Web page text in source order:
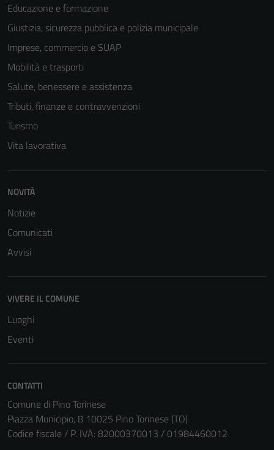
Educazione e formazione
Giustizia, sicurezza pubblica e polizia municipale
Imprese, commercio e SUAP
Mobilità e trasporti
Salute, benessere e assistenza
Tributi, finanze e contravvenzioni
Turismo
Vita lavorativa
NOVITÀ
Notizie
Comunicati
Avvisi
VIVERE IL COMUNE
Luoghi
Eventi
CONTATTI
Comune di Pino Torinese
Piazza Municipio, 8 10025 Pino Torinese (TO)
Codice fiscale / P. IVA: 82000370013 / 01984460012